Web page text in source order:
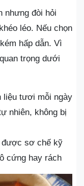
nhưng đòi hỏi
léo. Nếu chọn
hấp dẫn. Vì
trọng dưới
liệu tươi mỗi ngày
nhiên, không bị
được sơ chế kỹ
cứng hay rách